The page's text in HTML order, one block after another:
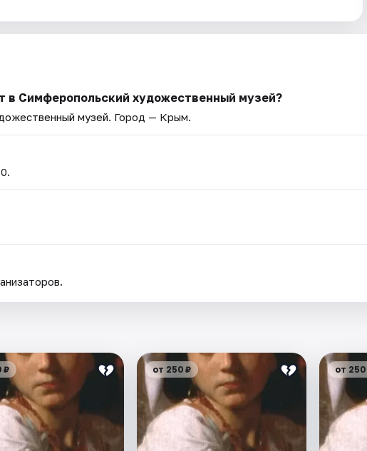
в Симферопольский художественный музей?
музей. Город — Крым.
₽ от 250 ₽ от 250